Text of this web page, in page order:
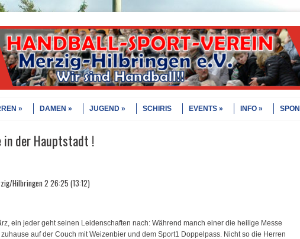
DAMEN JUGEND SCHIRIS EVENTS INFO
in der Hauptstadt !
Hilbringen 2 26:25 (13:12)
ein jeder geht seinen Leidenschaften nach: Während manch einer die heilige Messe
auf der Couch mit Weizenbier und dem Sport1 Doppelpass. Nicht so die Herren